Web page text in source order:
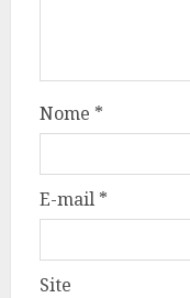
Nome *
E-mail *
Site